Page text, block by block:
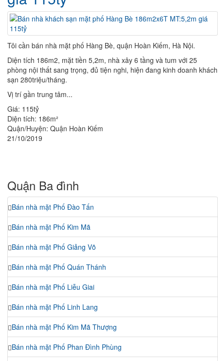
Tôi cần bán nhà mặt phố Hàng Bè, quận Hoàn Kiếm, Hà Nội.
Diện tích 186m2, mặt tiền 5,2m, nhà xây 6 tầng và tum với 25
phòng nội thất sang trọng, đủ tiện nghi, hiện đang kinh doanh khách
sạn 280triệu/tháng.
Vị trí gần trung tâm...
Giá: 115tỷ
Diện tích: 186m²
Quận/Huyện: Quận Hoàn Kiếm
21/10/2019
Quận Ba đình
Bán nhà mặt Phố Đào Tấn
Bán nhà mặt Phố Kim Mã
Bán nhà mặt Phố Giảng Võ
Bán nhà mặt Phố Quán Thánh
Bán nhà mặt Phố Liễu Giai
Bán nhà mặt Phố Linh Lang
Bán nhà mặt Phố Kim Mã Thượng
Bán nhà mặt Phố Phan Đình Phùng